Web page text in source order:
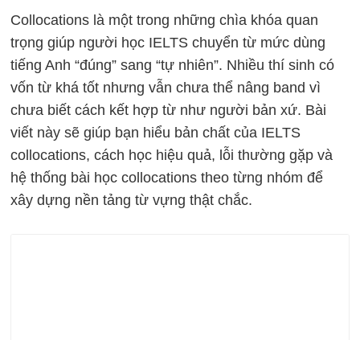
Collocations là một trong những chìa khóa quan
trọng giúp người học IELTS chuyển từ mức dùng
tiếng Anh “đúng” sang “tự nhiên”. Nhiều thí sinh có
vốn từ khá tốt nhưng vẫn chưa thể nâng band vì
chưa biết cách kết hợp từ như người bản xứ. Bài
viết này sẽ giúp bạn hiểu bản chất của IELTS
collocations, cách học hiệu quả, lỗi thường gặp và
hệ thống bài học collocations theo từng nhóm để
xây dựng nền tảng từ vựng thật chắc.